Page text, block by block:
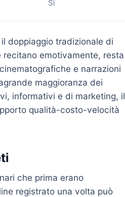
Sì
doppiaggio tradizionale di
emotivamente, resta
e narrazioni
maggioranza dei
informativi e di marketing, il
qualità-costo-velocità
che prima erano
registrato una volta può